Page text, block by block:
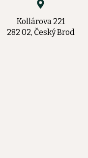
Kollárova 221
282 02, Český Brod